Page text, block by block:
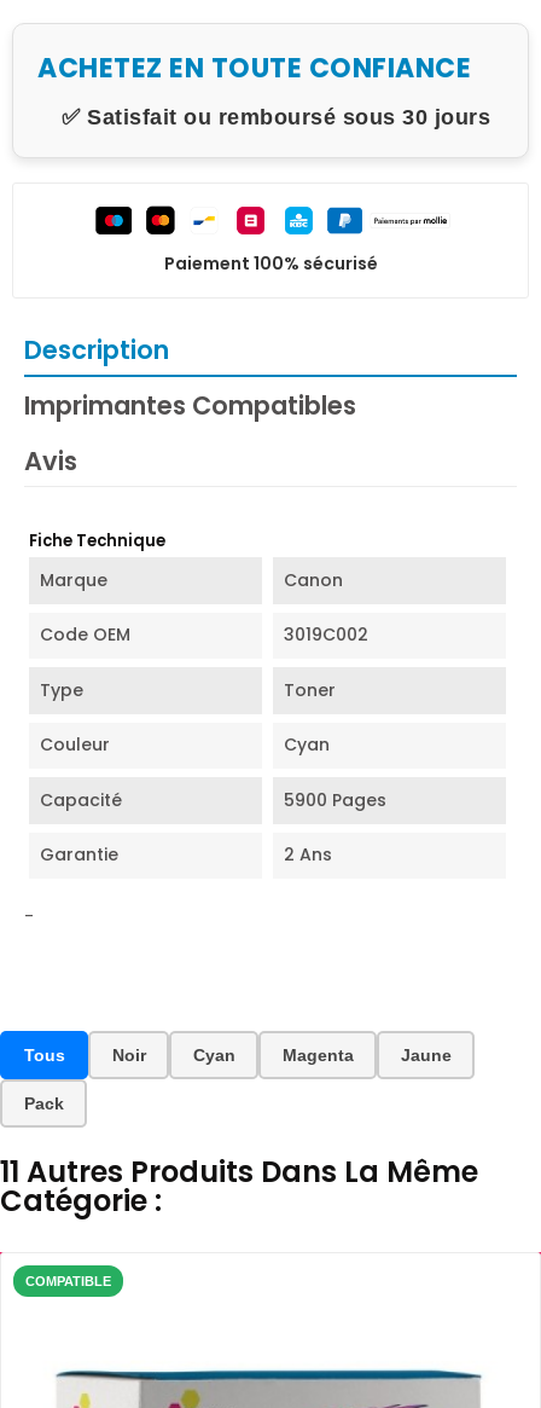
ACHETEZ EN TOUTE CONFIANCE
✅ Satisfait ou remboursé sous 30 jours
Paiement 100% sécurisé
Description
Imprimantes Compatibles
Avis
Fiche Technique
Marque Canon
Code OEM 3019C002
Type Toner
Couleur Cyan
Capacité 5900 Pages
Garantie 2 Ans
-
Tous Noir Cyan Magenta Jaune
Pack
11 Autres Produits Dans La Même
Catégorie :
COMPATIBLE